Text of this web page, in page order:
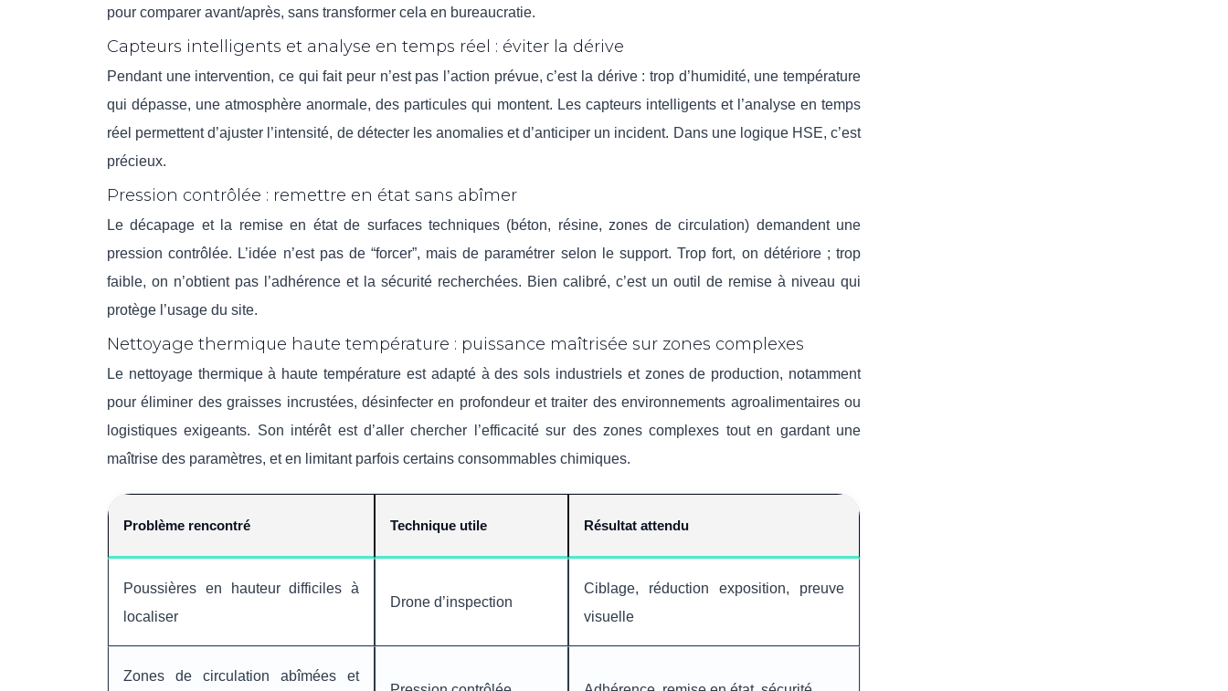
pour comparer avant/après, sans transformer cela en bureaucratie.
Capteurs intelligents et analyse en temps réel : éviter la dérive
Pendant une intervention, ce qui fait peur n’est pas l’action prévue, c’est la dérive : trop d’humidité, une température
qui dépasse, une atmosphère anormale, des particules qui montent. Les capteurs intelligents et l’analyse en temps
réel permettent d’ajuster l’intensité, de détecter les anomalies et d’anticiper un incident. Dans une logique HSE, c’est
précieux.
Pression contrôlée : remettre en état sans abîmer
Le décapage et la remise en état de surfaces techniques (béton, résine, zones de circulation) demandent une
pression contrôlée. L’idée n’est pas de “forcer”, mais de paramétrer selon le support. Trop fort, on détériore ; trop
faible, on n’obtient pas l’adhérence et la sécurité recherchées. Bien calibré, c’est un outil de remise à niveau qui
protège l’usage du site.
Nettoyage thermique haute température : puissance maîtrisée sur zones complexes
Le nettoyage thermique à haute température est adapté à des sols industriels et zones de production, notamment
pour éliminer des graisses incrustées, désinfecter en profondeur et traiter des environnements agroalimentaires ou
logistiques exigeants. Son intérêt est d’aller chercher l’efficacité sur des zones complexes tout en gardant une
maîtrise des paramètres, et en limitant parfois certains consommables chimiques.
Problème rencontré Technique utile Résultat attendu
Poussières en hauteur difficiles à
localiser
Drone d’inspection
Ciblage, réduction exposition, preuve
visuelle
Zones de circulation abîmées et